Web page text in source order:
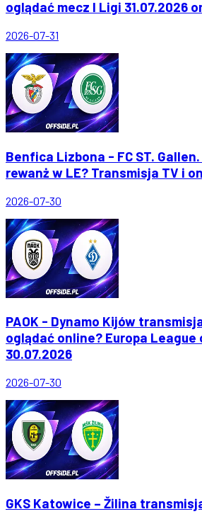
oglądać mecz I Ligi 31.07.2026
2026-07-31
Benfica Lizbona - FC ST.
rewanż w LE? Transmisja TV i
2026-07-30
PAOK - Dynamo Kijów
oglądać online? Europa
30.07.2026
2026-07-30
GKS Katowice – Žilina